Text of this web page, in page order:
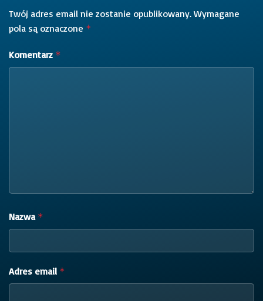
Twój adres email nie zostanie opublikowany. Wymagane
pola są oznaczone *
Komentarz *
Nazwa *
Adres email *